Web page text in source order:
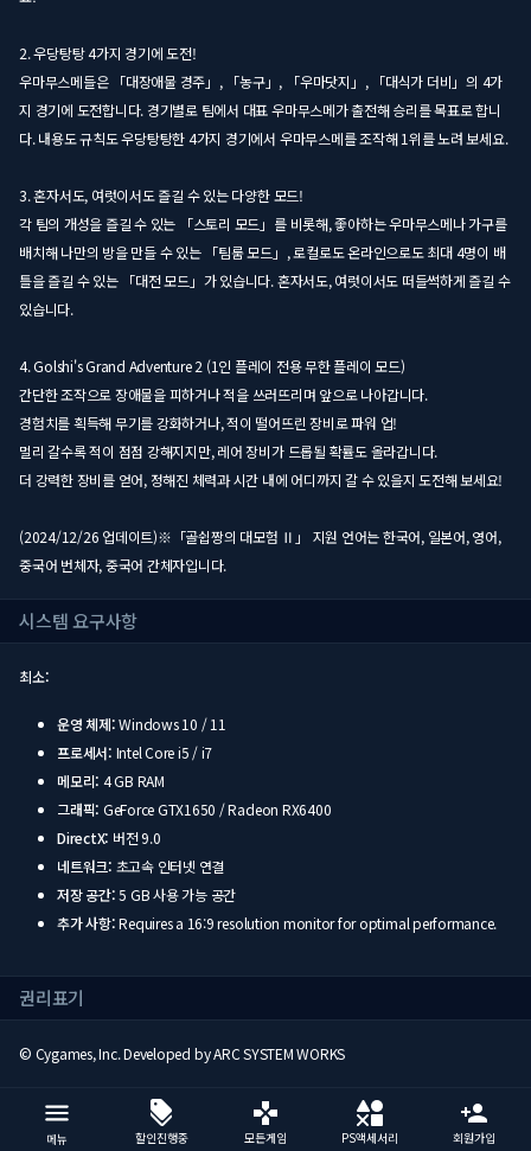
2. 우당탕탕 4가지 경기에 도전!
우마무스메들은 「대장애물 경주」, 「농구」, 「우마닷지」, 「대식가 더비」의 4가
지 경기에 도전합니다. 경기별로 팀에서 대표 우마무스메가 출전해 승리를 목표로 합니
다. 내용도 규칙도 우당탕탕한 4가지 경기에서 우마무스메를 조작해 1위를 노려 보세요.
3. 혼자서도, 여럿이서도 즐길 수 있는 다양한 모드!
각 팀의 개성을 즐길 수 있는 「스토리 모드」를 비롯해, 좋아하는 우마무스메나 가구를
배치해 나만의 방을 만들 수 있는 「팀룸 모드」, 로컬로도 온라인으로도 최대 4명이 배
틀을 즐길 수 있는 「대전 모드」가 있습니다. 혼자서도, 여럿이서도 떠들썩하게 즐길 수
있습니다.
4. Golshi's Grand Adventure 2 (1인 플레이 전용 무한 플레이 모드)
간단한 조작으로 장애물을 피하거나 적을 쓰러뜨리며 앞으로 나아갑니다.
경험치를 획득해 무기를 강화하거나, 적이 떨어뜨린 장비로 파워 업!
멀리 갈수록 적이 점점 강해지지만, 레어 장비가 드롭될 확률도 올라갑니다.
더 강력한 장비를 얻어, 정해진 체력과 시간 내에 어디까지 갈 수 있을지 도전해 보세요!
(2024/12/26 업데이트)※「골쉽짱의 대모험 Ⅱ」 지원 언어는 한국어, 일본어, 영어,
중국어 번체자, 중국어 간체자입니다.
시스템 요구사항
최소:
운영 체제:Windows 10 / 11
프로세서: Intel Core i5 / i7
메모리: 4 GB RAM
그래픽: GeForce GTX1650 / Radeon RX6400
DirectX: 버전 9.0
네트워크: 초고속 인터넷 연결
저장 공간:5 GB 사용 가능 공간
추가 사항:Requires a 16:9 resolution monitor for optimal performance.
권리표기
© Cygames, Inc. Developed by ARC SYSTEM WORKS
메뉴 할인진행중 모든게임 PS액세서리 회원가입